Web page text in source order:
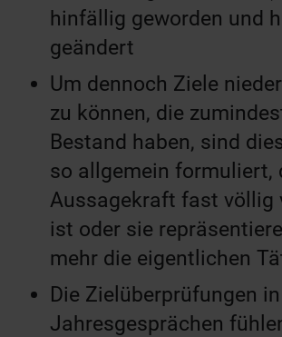
hinfällig geworden und
geändert
Um dennoch Ziele
zu können, die
Bestand haben, sind
so allgemein formuliert,
Aussagekraft fast völlig
ist oder sie
mehr die eigentlichen
Die Zielüberprüfungen
Jahresgesprächen